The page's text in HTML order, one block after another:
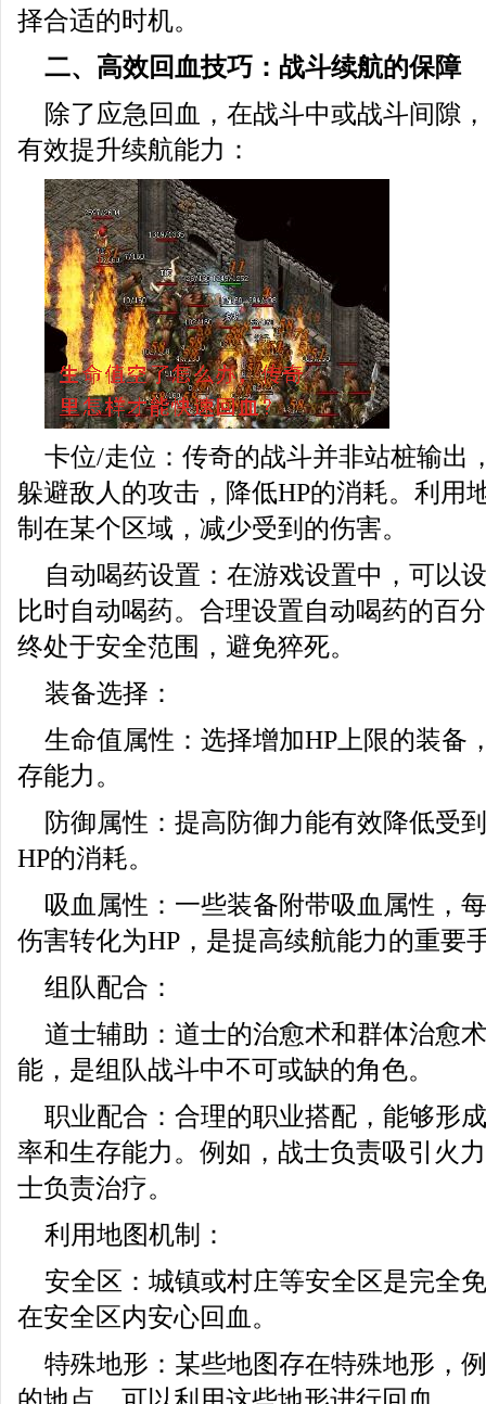
择合适的时机。
二、高效回血技巧：战斗续航的保障
除了应急回血，在战斗中或战斗间隙
有效提升续航能力：
卡位/走位：传奇的战斗并非站桩输出
躲避敌人的攻击，降低HP的消耗。利用
制在某个区域，减少受到的伤害。
自动喝药设置：在游戏设置中，可以
比时自动喝药。合理设置自动喝药的百
终处于安全范围，避免猝死。
装备选择：
生命值属性：选择增加HP上限的装备
存能力。
防御属性：提高防御力能有效降低受
HP的消耗。
吸血属性：一些装备附带吸血属性，
伤害转化为HP，是提高续航能力的重要
组队配合：
道士辅助：道士的治愈术和群体治愈
能，是组队战斗中不可或缺的角色。
职业配合：合理的职业搭配，能够形
率和生存能力。例如，战士负责吸引火
士负责治疗。
利用地图机制：
安全区：城镇或村庄等安全区是完全
在安全区内安心回血。
特殊地形：某些地图存在特殊地形，